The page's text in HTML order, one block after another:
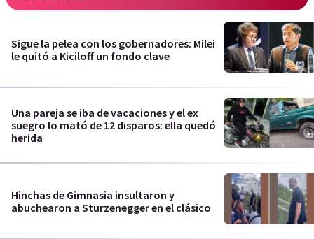
Sigue la pelea con los gobernadores: Milei
le quitó a Kiciloff un fondo clave
Una pareja se iba de vacaciones y el ex
suegro lo mató de 12 disparos: ella quedó
herida
Hinchas de Gimnasia insultaron y
abuchearon a Sturzenegger en el clásico